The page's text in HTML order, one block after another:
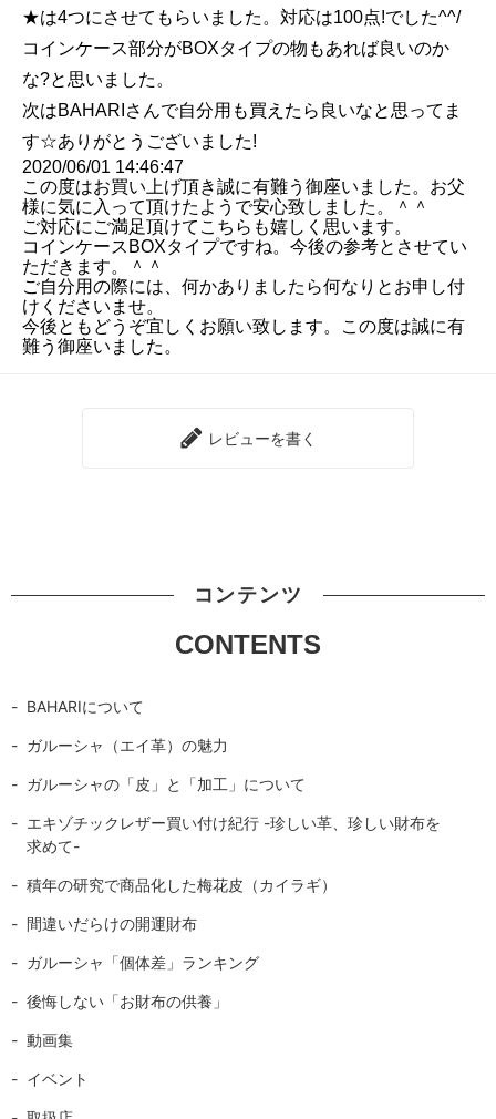
★は4つにさせてもらいました。対応は100点!でした^^/
コインケース部分がBOXタイプの物もあれば良いのか
な?と思いました。
次はBAHARIさんで自分用も買えたら良いなと思ってま
す☆ありがとうございました!
2020/06/01 14:46:47
この度はお買い上げ頂き誠に有難う御座いました。お父
様に気に入って頂けたようで安心致しました。＾＾
ご対応にご満足頂けてこちらも嬉しく思います。
コインケースBOXタイプですね。今後の参考とさせてい
ただきます。＾＾
ご自分用の際には、何かありましたら何なりとお申し付
けくださいませ。
今後ともどうぞ宜しくお願い致します。この度は誠に有
難う御座いました。
レビューを書く